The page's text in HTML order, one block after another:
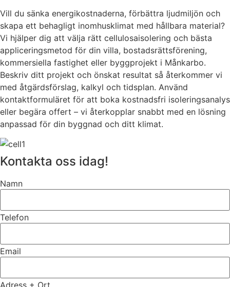
Vill du sänka energikostnaderna, förbättra ljudmiljön och
skapa ett behagligt inomhusklimat med hållbara material?
Vi hjälper dig att välja rätt cellulosaisolering och bästa
appliceringsmetod för din villa, bostadsrättsförening,
kommersiella fastighet eller byggprojekt i Månkarbo.
Beskriv ditt projekt och önskat resultat så återkommer vi
med åtgärdsförslag, kalkyl och tidsplan. Använd
kontaktformuläret för att boka kostnadsfri isoleringsanalys
eller begära offert – vi återkopplar snabbt med en lösning
anpassad för din byggnad och ditt klimat.
Kontakta oss idag!
Namn
Telefon
Email